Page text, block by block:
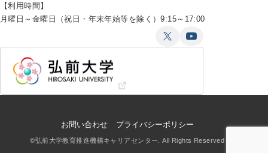
【利用時間】
月曜日～金曜日（祝日・年末年始等を除く）9:15～17:00
お問い合わせ プライバシーポリシー
©弘前大学教育推進機構キャリアセンター. All Rights Reserved